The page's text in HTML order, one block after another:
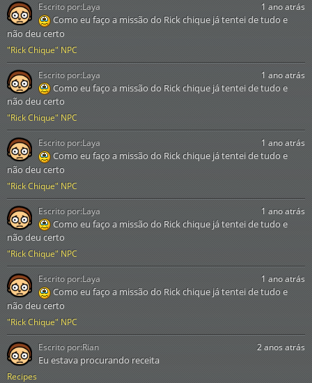
"Rick Chique" NPC
1 ano atrás
Como eu faço a missão do Rick chique já tentei de tudo e
não deu certo
Escrito por:Laya
"Rick Chique" NPC
1 ano atrás
Como eu faço a missão do Rick chique já tentei de tudo e
não deu certo
Escrito por:Laya
"Rick Chique" NPC
1 ano atrás
Como eu faço a missão do Rick chique já tentei de tudo e
não deu certo
Escrito por:Laya
"Rick Chique" NPC
1 ano atrás
Como eu faço a missão do Rick chique já tentei de tudo e
não deu certo
Escrito por:Laya
"Rick Chique" NPC
1 ano atrás
Como eu faço a missão do Rick chique já tentei de tudo e
não deu certo
Escrito por:Laya
Recipes
2 anos atrás
Eu estava procurando receita
Escrito por:Rian